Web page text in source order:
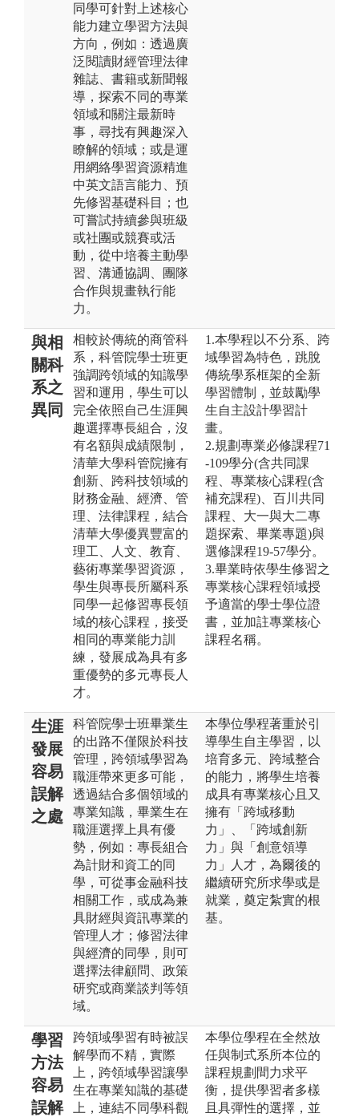
同學可針對上述核心
能力建立學習方法與
方向，例如：透過廣
泛閱讀財經管理法律
雜誌、書籍或新聞報
導，探索不同的專業
領域和關注最新時
事，尋找有興趣深入
瞭解的領域；或是運
用網絡學習資源精進
中英文語言能力、預
先修習基礎科目；也
可嘗試持續參與班級
或社團或競賽或活
動，從中培養主動學
習、溝通協調、團隊
合作與規畫執行能
力。
與相
關科
系之
異同
相較於傳統的商管科
系，科管院學士班更
強調跨領域的知識學
習和運用，學生可以
完全依照自己生涯興
趣選擇專長組合，沒
有名額與成績限制，
清華大學科管院擁有
創新、跨科技領域的
財務金融、經濟、管
理、法律課程，結合
清華大學優異豐富的
理工、人文、教育、
藝術專業學習資源，
學生與專長所屬科系
同學一起修習專長領
域的核心課程，接受
相同的專業能力訓
練，發展成為具有多
重優勢的多元專長人
才。
1.本學程以不分系、跨
域學習為特色，跳脫
傳統學系框架的全新
學習體制，並鼓勵學
生自主設計學習計
畫。
2.規劃專業必修課程71
-109學分(含共同課
程、專業核心課程(含
補充課程)、百川共同
課程、大一與大二專
題探索、畢業專題)與
選修課程19-57學分。
3.畢業時依學生修習之
專業核心課程領域授
予適當的學士學位證
書，並加註專業核心
課程名稱。
生涯
發展
容易
誤解
之處
科管院學士班畢業生
的出路不僅限於科技
管理，跨領域學習為
職涯帶來更多可能，
透過結合多個領域的
專業知識，畢業生在
職涯選擇上具有優
勢，例如：專長組合
為計財和資工的同
學，可從事金融科技
相關工作，或成為兼
具財經與資訊專業的
管理人才；修習法律
與經濟的同學，則可
選擇法律顧問、政策
研究或商業談判等領
域。
本學位學程著重於引
導學生自主學習，以
培育多元、跨域整合
的能力，將學生培養
成具有專業核心且又
擁有「跨域移動
力」、「跨域創新
力」與「創意領導
力」人才，為爾後的
繼續研究所求學或是
就業，奠定紮實的根
基。
學習
方法
容易
誤解
跨領域學習有時被誤
解學而不精，實際
上，跨領域學習讓學
生在專業知識的基礎
上，連結不同學科觀
本學位學程在全然放
任與制式系所本位的
課程規劃間力求平
衡，提供學習者多樣
且具彈性的選擇，並